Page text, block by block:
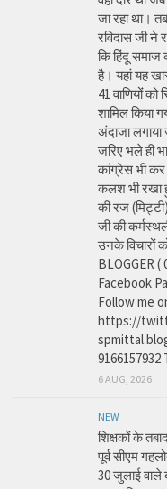
जा रहा था।
रविदास जी ने
कि हिंदू
है। यहां यह
41 वाणियोंं
शामिल किया
अंदाजा
जरिए भले ही
कांग्रेस भी
कलश भी रखा
की रज
जी की
उनके विचारों
BLOGGER
Facebook
Follow me
https://
9166157932
6 AUG, 2026
NEW
शिक्षकों के
पूर्व सीएम
30 जुलाई वाले